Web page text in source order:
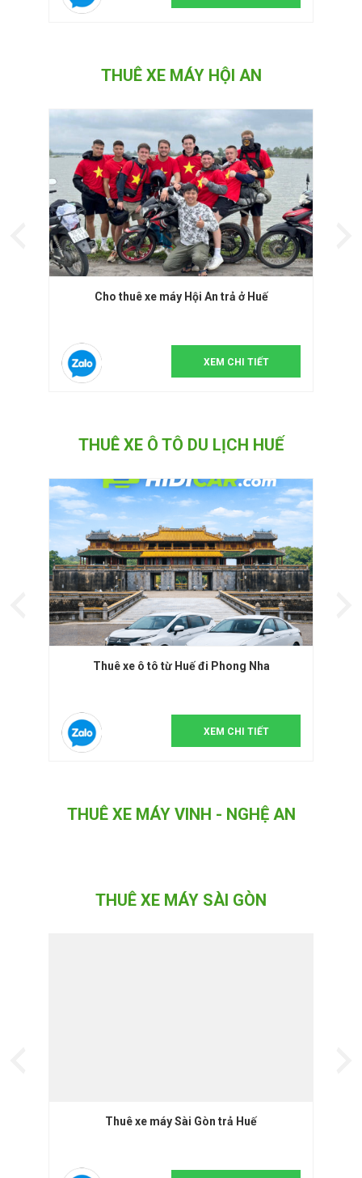
THUÊ XE MÁY HỘI AN
Cho thuê xe máy Hội An trả ở Huế
XEM CHI TIẾT
THUÊ XE Ô TÔ DU LỊCH HUẾ
Thuê xe ô tô từ Huế đi Phong Nha
XEM CHI TIẾT
THUÊ XE MÁY VINH - NGHỆ AN
THUÊ XE MÁY SÀI GÒN
Thuê xe máy Sài Gòn trả Huế